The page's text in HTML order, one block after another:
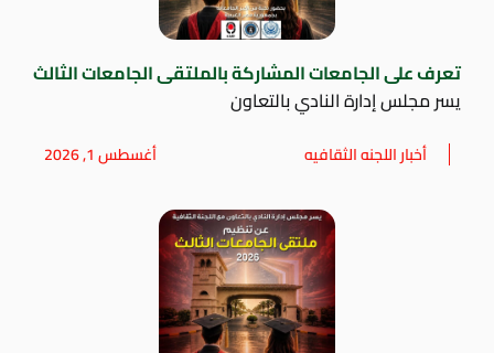
تعرف على الجامعات المشاركة بالملتقى الجامعات الثالث
يسر مجلس إدارة النادي بالتعاون
أخبار اللجنه الثقافيه أغسطس 1, 2026